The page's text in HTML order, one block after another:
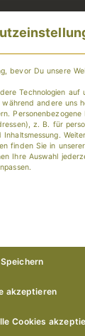
Mitglieder.
bevor Du unsere
Technologien auf
während andere uns
z. B. für
finden Sie in unserer
Ihre Auswahl
Speichern
akzeptieren
Cookies